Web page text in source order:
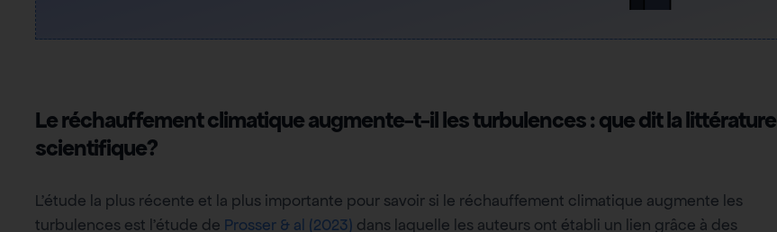
Le réchauffement climatique augmente-t-il les turbulences : que dit la littérature
scientifique?
L’étude la plus récente et la plus importante pour savoir si le réchauffement climatique augmente les
turbulences est l’étude de Prosser & al (2023) dans laquelle les auteurs ont établi un lien grâce à des